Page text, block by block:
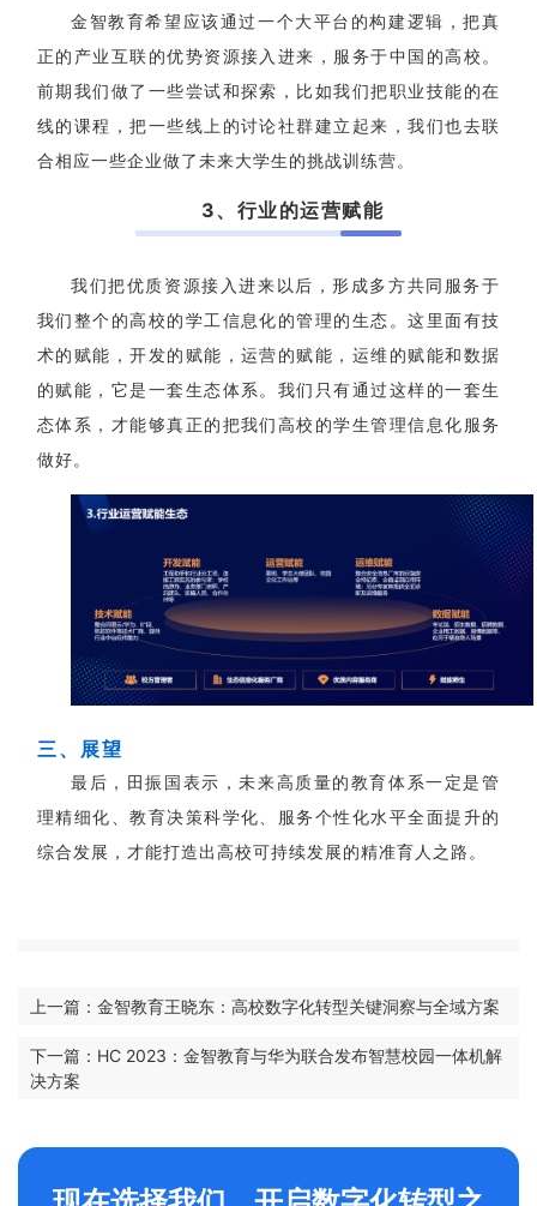
金智教育希望应该通过一个大平台的构建逻辑，把真
正的产业互联的优势资源接入进来，服务于中国的高校。
前期我们做了一些尝试和探索，比如我们把职业技能的在
线的课程，把一些线上的讨论社群建立起来，我们也去联
合相应一些企业做了未来大学生的挑战训练营。
3、行业的运营赋能
我们把优质资源接入进来以后，形成多方共同服务于
我们整个的高校的学工信息化的管理的生态。这里面有技
术的赋能，开发的赋能，运营的赋能，运维的赋能和数据
的赋能，它是一套生态体系。我们只有通过这样的一套生
态体系，才能够真正的把我们高校的学生管理信息化服务
做好。
三、展望
最后，田振国表示，未来高质量的教育体系一定是管
理精细化、教育决策科学化、服务个性化水平全面提升的
综合发展，才能打造出高校可持续发展的精准育人之路。
上一篇：金智教育王晓东：高校数字化转型关键洞察与全域方案
下一篇：HC 2023：金智教育与华为联合发布智慧校园一体机解
决方案